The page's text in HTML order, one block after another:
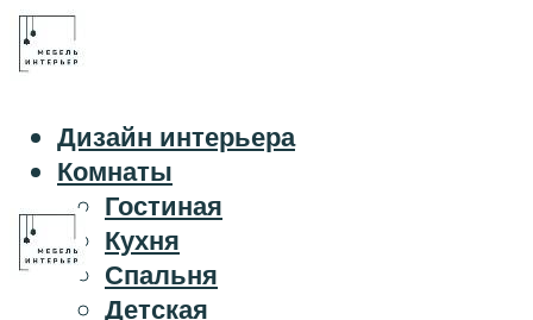
Дизайн интерьера
Комнаты
Гостиная
Кухня
Спальня
Детская